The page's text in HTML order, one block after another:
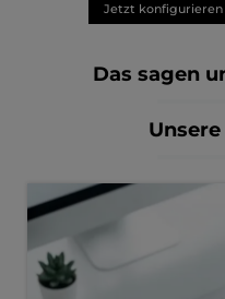
Jetzt konfigurieren
Das sagen